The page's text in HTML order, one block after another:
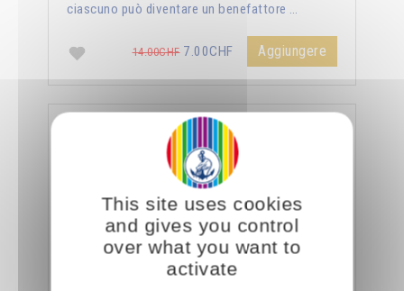
ciascuno può diventare un benefattore …
14.00CHF7.00CHF Aggiungere
La sessualità forza del cielo
This site uses cookies
and gives you control
over what you want to
activate